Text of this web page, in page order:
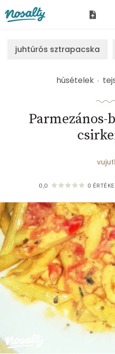
juhtúrós sztrapacska
húsételek
Parmezános-
0,0 0